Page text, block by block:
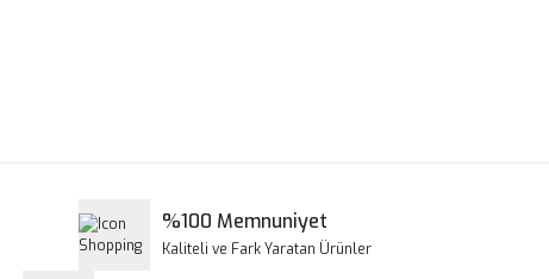
%100 Memnuniyet
Kaliteli ve Fark Yaratan Ürünler